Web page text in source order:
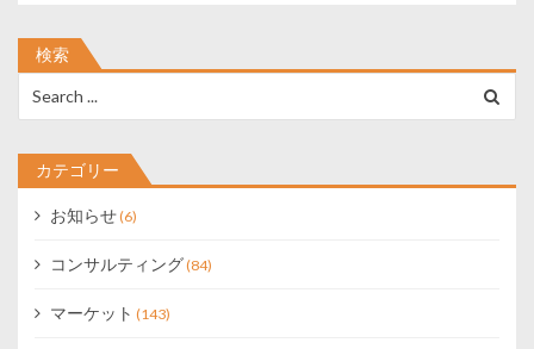
検索
for:
カテゴリー
お知らせ(6)
コンサルティング(84)
マーケット (143)